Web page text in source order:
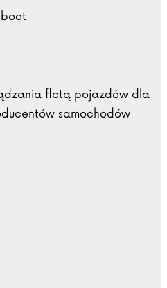
flotą pojazdów dla
samochodów